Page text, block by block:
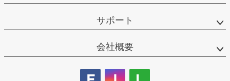
サポート
会社概要